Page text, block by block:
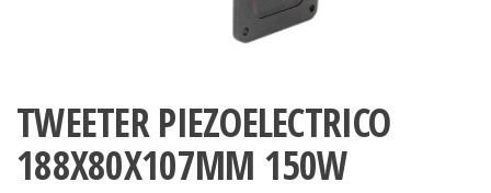
TWEETER PIEZOELECTRICO
188X80X107MM 150W